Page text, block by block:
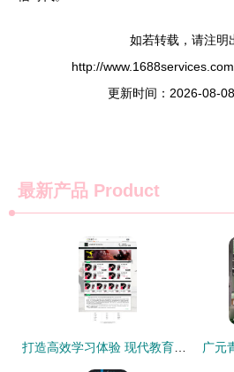
如若转载，请注明
http://
更新时间：2026-08-
最新产品 Product
打造高效学习体验 现代教育网站设计的核心要素与网页设计原则